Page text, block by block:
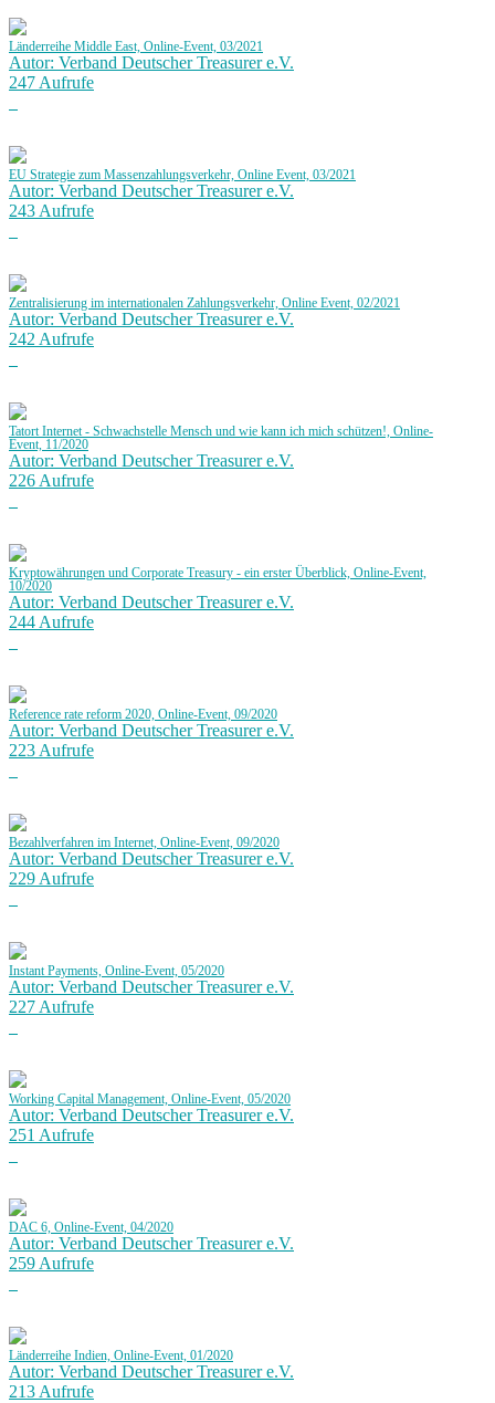
Länderreihe Middle East, Online-Event, 03/2021
Autor: Verband Deutscher Treasurer e.V.
247 Aufrufe
EU Strategie zum Massenzahlungsverkehr, Online Event, 03/2021
Autor: Verband Deutscher Treasurer e.V.
243 Aufrufe
Zentralisierung im internationalen Zahlungsverkehr, Online Event, 02/2021
Autor: Verband Deutscher Treasurer e.V.
242 Aufrufe
Tatort Internet - Schwachstelle Mensch und wie kann ich mich schützen!, Online-
Event, 11/2020
Autor: Verband Deutscher Treasurer e.V.
226 Aufrufe
Kryptowährungen und Corporate Treasury - ein erster Überblick, Online-Event,
10/2020
Autor: Verband Deutscher Treasurer e.V.
244 Aufrufe
Reference rate reform 2020, Online-Event, 09/2020
Autor: Verband Deutscher Treasurer e.V.
223 Aufrufe
Bezahlverfahren im Internet, Online-Event, 09/2020
Autor: Verband Deutscher Treasurer e.V.
229 Aufrufe
Instant Payments, Online-Event, 05/2020
Autor: Verband Deutscher Treasurer e.V.
227 Aufrufe
Working Capital Management, Online-Event, 05/2020
Autor: Verband Deutscher Treasurer e.V.
251 Aufrufe
DAC 6, Online-Event, 04/2020
Autor: Verband Deutscher Treasurer e.V.
259 Aufrufe
Länderreihe Indien, Online-Event, 01/2020
Autor: Verband Deutscher Treasurer e.V.
213 Aufrufe